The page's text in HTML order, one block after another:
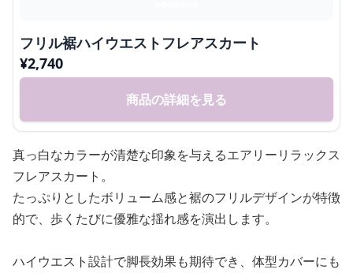
フリル裾ハイウエストフレアスカート
¥2,740
商品の詳細を見る
真っ白なカラーが清楚な印象を与えるエアリーリラックス
フレアスカート。
たっぷりとしたボリューム感と裾のフリルデザインが特徴
的で、歩くたびに優雅な揺れ感を演出します。
ハイウエスト設計で脚長効果も期待でき、体型カバーにも